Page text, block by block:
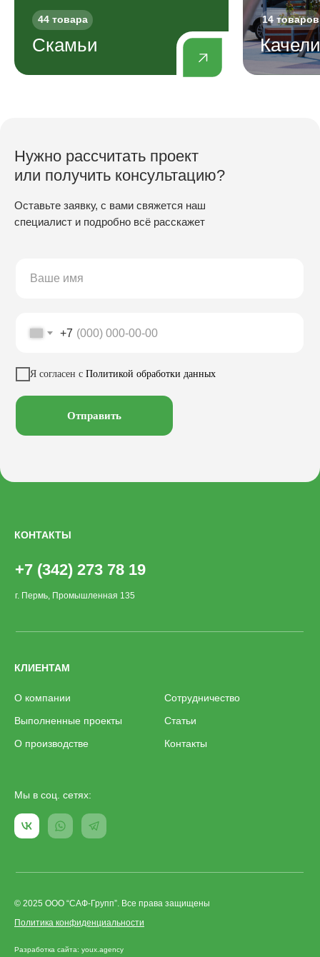
Скамьи
44 товара
Качели
14 товаров
Нужно рассчитать проект
или получить консультацию?
Оставьте заявку, с вами свяжется наш
специалист и подробно всё расскажет
+7
Я согласен с Политикой обработки данных
Отправить
КЛИЕНТАМ
© 2025 ООО “САФ-Групп”. Все права защищены
Политика конфиденциальности
Разработка сайта: youx.agency
КОНТАКТЫ
+7 (342) 273 78 19
О компании
Выполненные проекты
О производстве
Сотрудничество
Статьи
Контакты
г. Пермь, Промышленная 135
Мы в соц. сетях:
Урны
Кресла
Велопарковки
Лежаки
Вазоны